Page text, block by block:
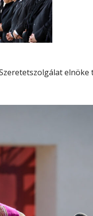
elnöke